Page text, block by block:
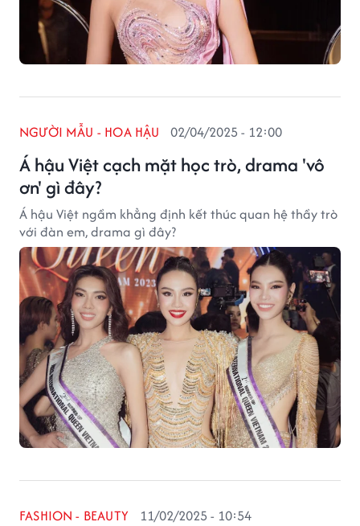
Á hậu Việt cạch mặt học trò, drama 'vô
ơn' gì đây?
NGƯỜI MẪU - HOA HẬU 02/04/2025 - 12:00
Á hậu Việt ngầm khẳng định kết thúc quan hệ thầy trò
với đàn em, drama gì đây?
FASHION - BEAUTY 11/02/2025 - 10:54